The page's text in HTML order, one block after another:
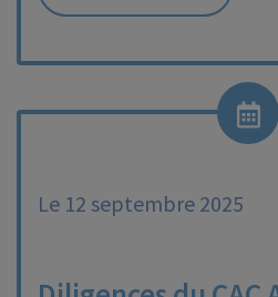
Le 12 septembre 2025